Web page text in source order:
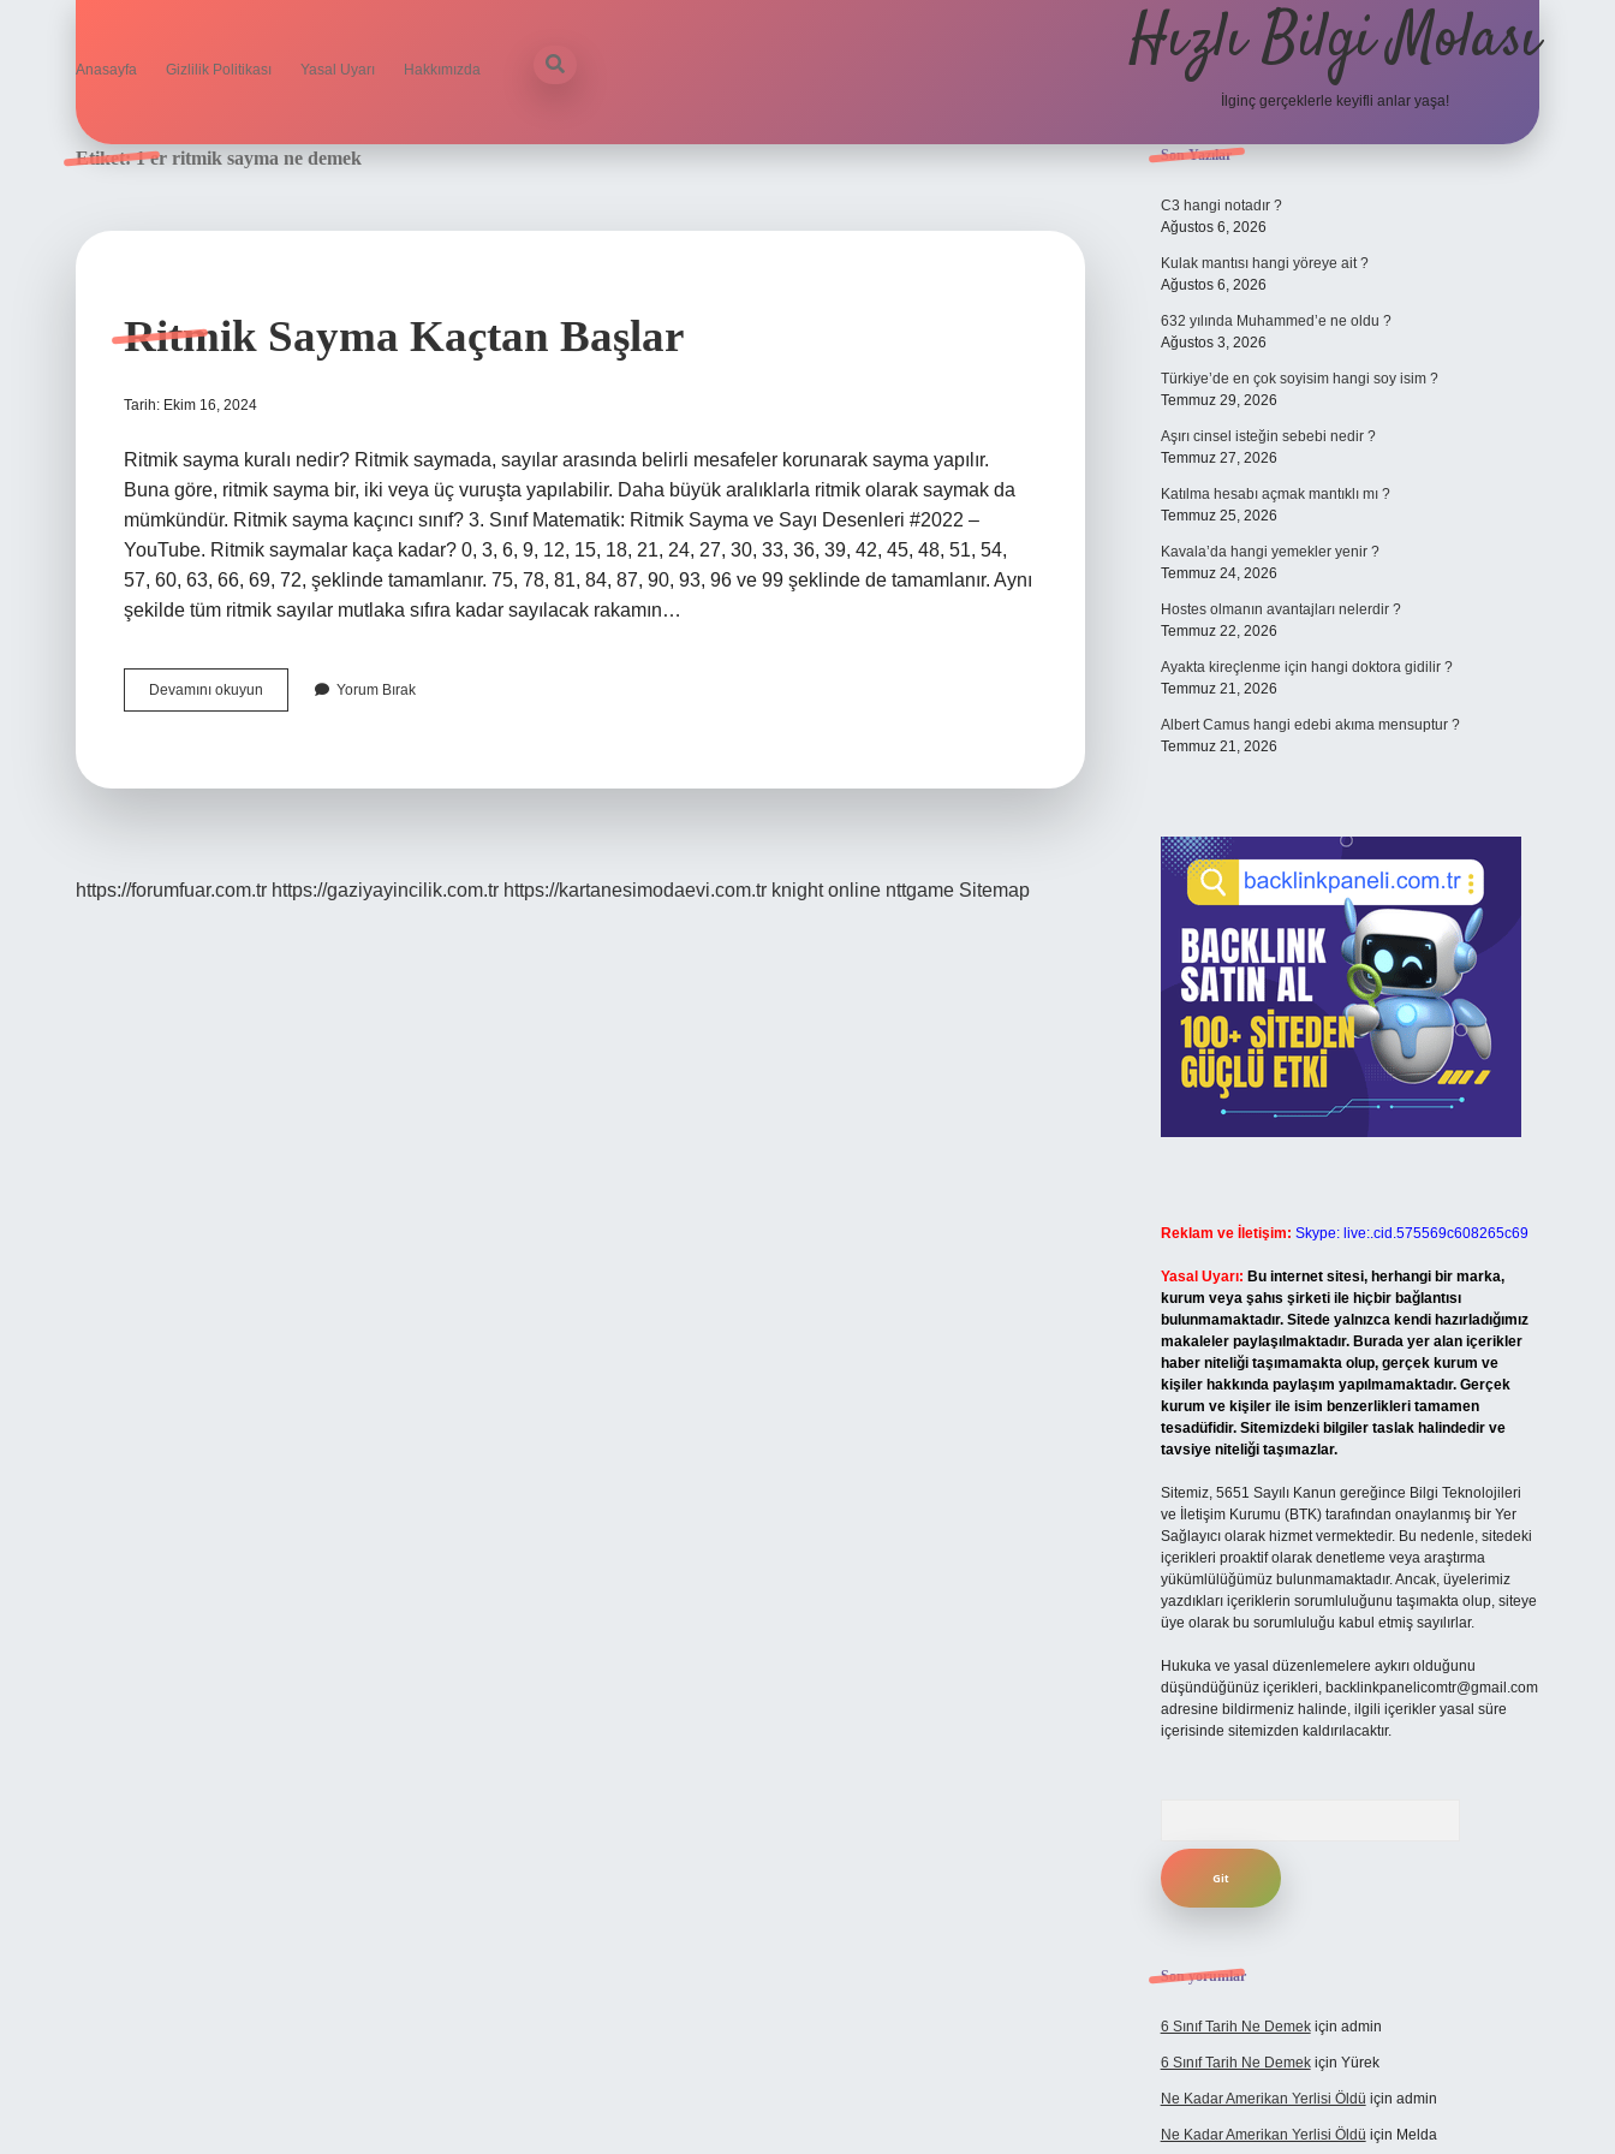
Anasayfa Gizlilik Politikası Yasal Uyarı Hakkımızda Hızlı Bilgi Molası
İlginç gerçeklerle keyifli anlar yaşa!
Etiket:1 er ritmik sayma ne demek
Ritmik Sayma Kaçtan Başlar
Tarih: Ekim 16, 2024
Ritmik sayma kuralı nedir? Ritmik saymada, sayılar arasında belirli mesafeler korunarak sayma yapılır.
Buna göre, ritmik sayma bir, iki veya üç vuruşta yapılabilir. Daha büyük aralıklarla ritmik olarak saymak da
mümkündür. Ritmik sayma kaçıncı sınıf? 3. Sınıf Matematik: Ritmik Sayma ve Sayı Desenleri #2022 –
YouTube. Ritmik saymalar kaça kadar? 0, 3, 6, 9, 12, 15, 18, 21, 24, 27, 30, 33, 36, 39, 42, 45, 48, 51, 54,
57, 60, 63, 66, 69, 72, şeklinde tamamlanır. 75, 78, 81, 84, 87, 90, 93, 96 ve 99 şeklinde de tamamlanır. Aynı
şekilde tüm ritmik sayılar mutlaka sıfıra kadar sayılacak rakamın…
Devamını okuyun
Sayma
Yorum Bırak
https://forumfuar.com.tr https://gaziyayincilik.com.tr https://kartanesimodaevi.com.tr knight online nttgame Sitemap
Sidebar
Son Yazılar
C3 hangi notadır ?
Ağustos 6, 2026
Kulak mantısı hangi yöreye ait ?
Ağustos 6, 2026
632 yılında Muhammed’e ne oldu ?
Ağustos 3, 2026
Türkiye’de en çok soyisim hangi soy isim ?
Temmuz 29, 2026
Aşırı cinsel isteğin sebebi nedir ?
Temmuz 27, 2026
Katılma hesabı açmak mantıklı mı ?
Temmuz 25, 2026
Kavala’da hangi yemekler yenir ?
Temmuz 24, 2026
Hostes olmanın avantajları nelerdir ?
Temmuz 22, 2026
Ayakta kireçlenme için hangi doktora gidilir ?
Temmuz 21, 2026
Albert Camus hangi edebi akıma mensuptur ?
Temmuz 21, 2026
Reklam ve İletişim: Skype: live:.cid.575569c608265c69
Yasal Uyarı: Bu internet sitesi, herhangi bir marka,
kurum veya şahıs şirketi ile hiçbir bağlantısı
bulunmamaktadır. Sitede yalnızca kendi hazırladığımız
makaleler paylaşılmaktadır. Burada yer alan içerikler
haber niteliği taşımamakta olup, gerçek kurum ve
kişiler hakkında paylaşım yapılmamaktadır. Gerçek
kurum ve kişiler ile isim benzerlikleri tamamen
tesadüfidir. Sitemizdeki bilgiler taslak halindedir ve
tavsiye niteliği taşımazlar.
Sitemiz, 5651 Sayılı Kanun gereğince Bilgi Teknolojileri
ve İletişim Kurumu (BTK) tarafından onaylanmış bir Yer
Sağlayıcı olarak hizmet vermektedir. Bu nedenle, sitedeki
içerikleri proaktif olarak denetleme veya araştırma
yükümlülüğümüz bulunmamaktadır. Ancak, üyelerimiz
yazdıkları içeriklerin sorumluluğunu taşımakta olup, siteye
üye olarak bu sorumluluğu kabul etmiş sayılırlar.
Hukuka ve yasal düzenlemelere aykırı olduğunu
düşündüğünüz içerikleri, backlinkpanelicomtr@gmail.com
adresine bildirmeniz halinde, ilgili içerikler yasal süre
içerisinde sitemizden kaldırılacaktır.
Son yorumlar
6 Sınıf Tarih Ne Demekiçin admin
6 Sınıf Tarih Ne Demekiçin Yürek
Ne Kadar Amerikan Yerlisi Öldü için admin
Ne Kadar Amerikan Yerlisi Öldü için Melda